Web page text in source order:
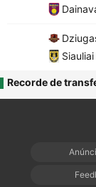
Siauliai
Recorde de